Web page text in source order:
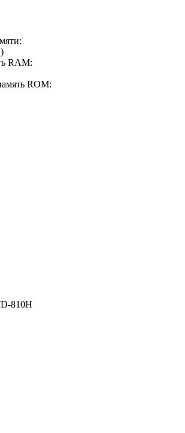
RAM:
ROM:
810H